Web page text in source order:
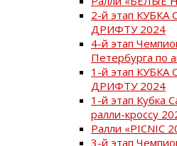
2-й этап
ДРИФТУ 2024
4-й этап
Петербурга по
1-й этап
ДРИФТУ 2024
1-й этап Кубка
ралли-кроссу
Ралли «PICNIC
3-й этап